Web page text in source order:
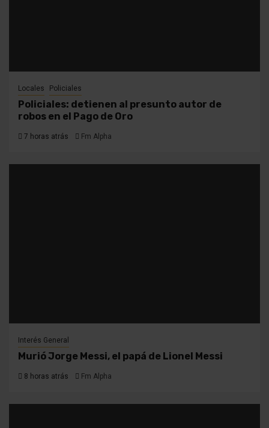
Locales Policiales
Policiales: detienen al presunto autor de
robos en el Pago de Oro
7 horas atrás Fm Alpha
Interés General
Murió Jorge Messi, el papá de Lionel Messi
8 horas atrás Fm Alpha